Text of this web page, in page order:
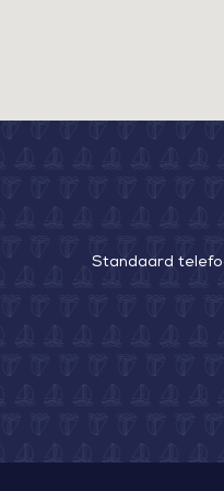
Standaard